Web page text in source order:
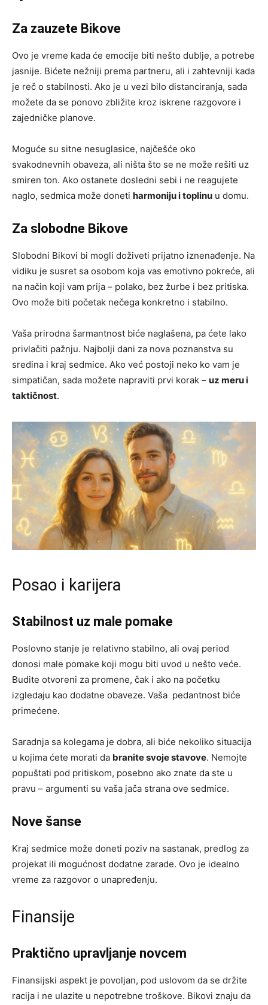
Za zauzete Bikove
Ovo je vreme kada će emocije biti nešto dublje, a potrebe
jasnije. Bićete nežniji prema partneru, ali i zahtevniji kada
je reč o stabilnosti. Ako je u vezi bilo distanciranja, sada
možete da se ponovo zbližite kroz iskrene razgovore i
zajedničke planove.
Moguće su sitne nesuglasice, najčešće oko
svakodnevnih obaveza, ali ništa što se ne može rešiti uz
smiren ton. Ako ostanete dosledni sebi i ne reagujete
naglo, sedmica može doneti harmoniju i toplinu u domu.
Za slobodne Bikove
Slobodni Bikovi bi mogli doživeti prijatno iznenađenje. Na
vidiku je susret sa osobom koja vas emotivno pokreće, ali
na način koji vam prija – polako, bez žurbe i bez pritiska.
Ovo može biti početak nečega konkretno i stabilno.
Vaša prirodna šarmantnost biće naglašena, pa ćete lako
privlačiti pažnju. Najbolji dani za nova poznanstva su
sredina i kraj sedmice. Ako već postoji neko ko vam je
simpatičan, sada možete napraviti prvi korak – uz meru i
taktičnost.
Posao i karijera
Stabilnost uz male pomake
Poslovno stanje je relativno stabilno, ali ovaj period
donosi male pomake koji mogu biti uvod u nešto veće.
Budite otvoreni za promene, čak i ako na početku
izgledaju kao dodatne obaveze. Vaša pedantnost biće
primećene.
Saradnja sa kolegama je dobra, ali biće nekoliko situacija
u kojima ćete morati da branite svoje stavove. Nemojte
popuštati pod pritiskom, posebno ako znate da ste u
pravu – argumenti su vaša jača strana ove sedmice.
Nove šanse
Kraj sedmice može doneti poziv na sastanak, predlog za
projekat ili mogućnost dodatne zarade. Ovo je idealno
vreme za razgovor o unapređenju.
Finansije
Praktično upravljanje novcem
Finansijski aspekt je povoljan, pod uslovom da se držite
racija i ne ulazite u nepotrebne troškove. Bikovi znaju da